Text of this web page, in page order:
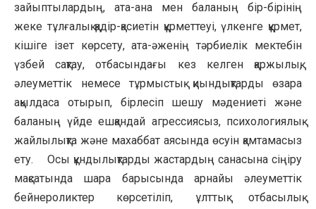
зайыптылардың, ата-ана мен баланың бір-бірінің
жеке тұлғалық қадір-қасиетін құрметтеуі, үлкенге құрмет,
кішіге ізет көрсету, ата-әженің тәрбиелік мектебін
үзбей сақтау, отбасындағы кез келген қаржылық,
әлеуметтік немесе тұрмыстық қиындықтарды өзара
ақылдаса отырып, бірлесіп шешу мәдениеті және
баланың үйде ешқандай агрессиясыз, психологиялық
жайлылықта және махаббат аясында өсуін қамтамасыз
ету. Осы құндылықтарды жастардың санасына сіңіру
мақсатында шара барысында арнайы әлеуметтік
бейнероликтер көрсетіліп, ұлттық отбасылық